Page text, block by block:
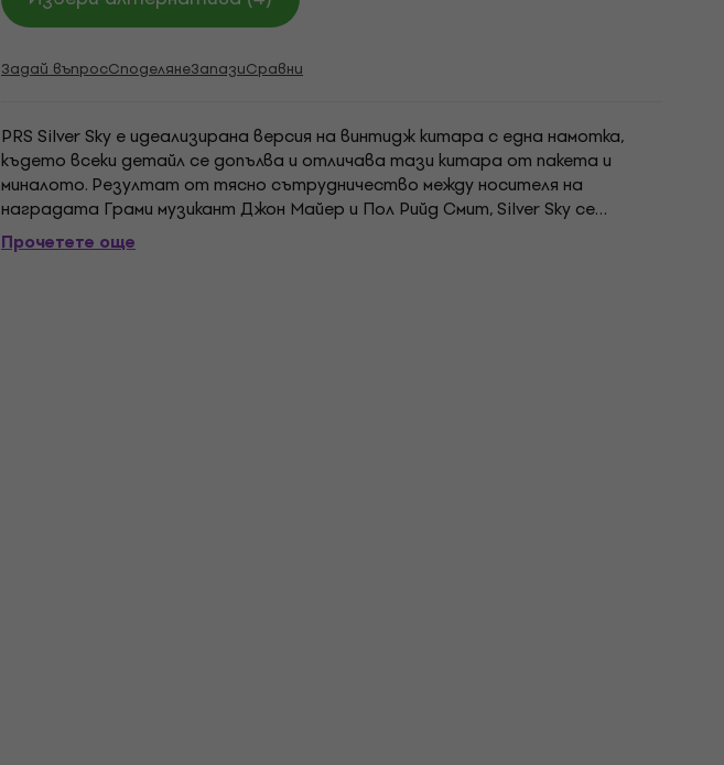
Задай въпросСподелянеЗапазиСравни
PRS Silver Sky е идеализирана версия на винтидж китара с една намотка,
където всеки детайл се допълва и отличава тази китара от пакета и
миналото. Резултат от тясно сътрудничество между носителя на
наградата Грами музикант Джон Майер и Пол Рийд Смит, Silver Sky се
основава на години на развитие. Включвайки любимите елементи на Майер и
Смит от...
Прочетете още